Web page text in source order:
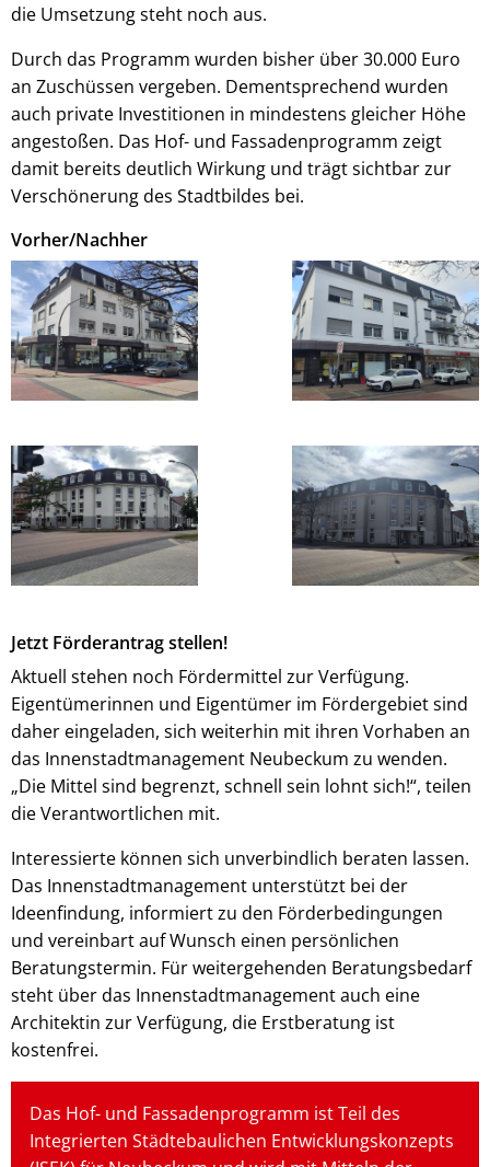
die Umsetzung steht noch aus.
Durch das Programm wurden bisher über 30.000 Euro
an Zuschüssen vergeben. Dementsprechend wurden
auch private Investitionen in mindestens gleicher Höhe
angestoßen. Das Hof- und Fassadenprogramm zeigt
damit bereits deutlich Wirkung und trägt sichtbar zur
Verschönerung des Stadtbildes bei.
Vorher/Nachher
Jetzt Förderantrag stellen!
Aktuell stehen noch Fördermittel zur Verfügung.
Eigentümerinnen und Eigentümer im Fördergebiet sind
daher eingeladen, sich weiterhin mit ihren Vorhaben an
das Innenstadtmanagement Neubeckum zu wenden.
„Die Mittel sind begrenzt, schnell sein lohnt sich!“, teilen
die Verantwortlichen mit.
Interessierte können sich unverbindlich beraten lassen.
Das Innenstadtmanagement unterstützt bei der
Ideenfindung, informiert zu den Förderbedingungen
und vereinbart auf Wunsch einen persönlichen
Beratungstermin. Für weitergehenden Beratungsbedarf
steht über das Innenstadtmanagement auch eine
Architektin zur Verfügung, die Erstberatung ist
kostenfrei.
Das Hof- und Fassadenprogramm ist Teil des
Integrierten Städtebaulichen Entwicklungskonzepts